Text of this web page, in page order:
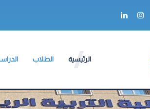
الرئيسية
أعلام الكلية
الطلاب
لائحة طلاب لائحة